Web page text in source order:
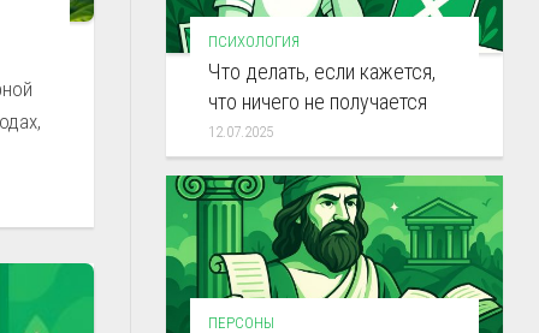
ПСИХОЛОГИЯ
Что делать, если кажется,
что ничего не получается
12.07.2025
ПЕРСОНЫ